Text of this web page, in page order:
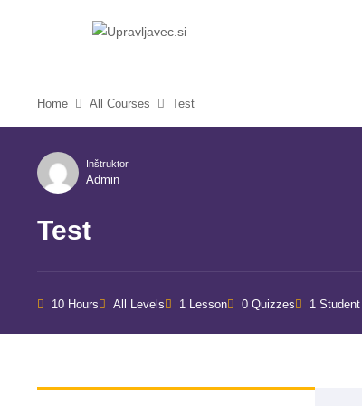
Home All Courses Test
Inštruktor
Admin
Test
10 Hours All Levels 1 Lesson 0 Quizzes 1 Student